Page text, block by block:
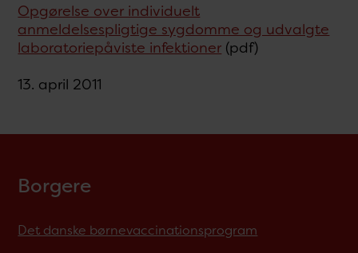
Opgørelse over individuelt
anmeldelsespligtige sygdomme og udvalgte
laboratoriepåviste infektioner (pdf)
13. april 2011
Borgere
Det danske børnevaccinationsprogram